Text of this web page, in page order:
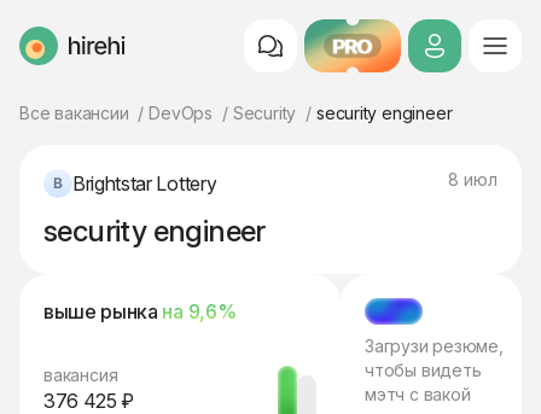
HireHi PRO
Все вакансии DevOps Security security engineer
Brightstar Lottery 8 июл
security engineer
выше рынка на 9,6%
вакансия
376 425 ₽
МЭТЧ
Загрузи резюме,
чтобы видеть
мэтч с вакой